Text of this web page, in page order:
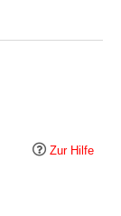
Zur Hilfe